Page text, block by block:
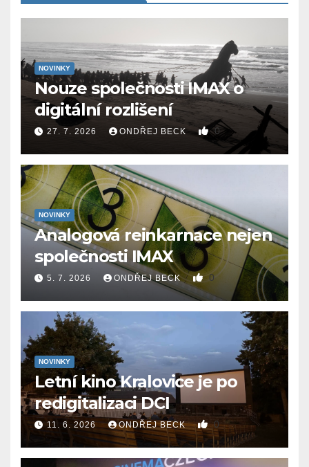
NOVINKY
Nouze společnosti IMAX o
digitální rozlišení
27. 7. 2026 ONDŘEJ BECK 0
NOVINKY
Analogová reinkarnace nejen
společnosti IMAX
5. 7. 2026 ONDŘEJ BECK 0
NOVINKY
Letní kino Kralovice je po
redigitalizaci DCI
11. 6. 2026 ONDŘEJ BECK 0